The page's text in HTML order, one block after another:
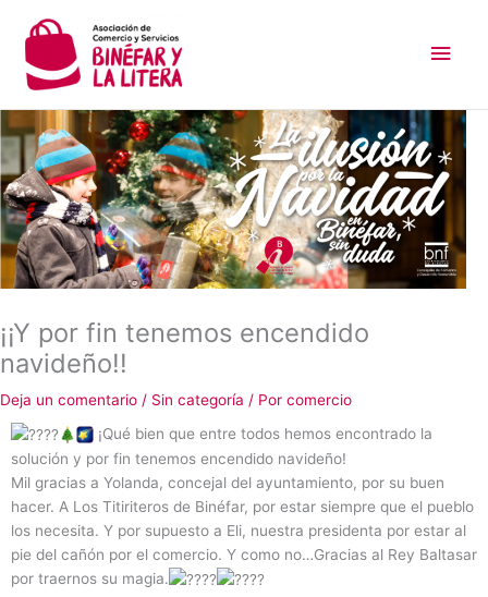
contenido
¡¡Y por fin tenemos encendido
navideño!!
Deja un comentario / Sin categoría / Por comercio
¡Qué bien que entre todos hemos encontrado la
solución y por fin tenemos encendido navideño!
Mil gracias a Yolanda, concejal del ayuntamiento, por su buen
hacer. A Los Titiriteros de Binéfar, por estar siempre que el pueblo
los necesita. Y por supuesto a Eli, nuestra presidenta por estar al
pie del cañón por el comercio. Y como no…Gracias al Rey Baltasar
por traernos su magia.